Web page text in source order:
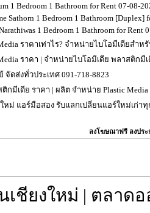
1 Bedroom 1 Bathroom for Rent 07-08-
Sathorn 1 Bedroom 1 Bathroom [Duplex]
1 Bedroom 1 Bathroom for Rent
ราคาเท่าไร? จำหน่ายไบโอมีเดียสำห
ราคา | จำหน่ายไบโอมีเดีย พลาสติกมี
จัดส่งทั่วประเทศ 091-718-8823
กมีเดีย ราคา | ผลิต จำหน่าย Plastic Media
หม่ แอร์มือสอง รับแลกเปลี่ยนแอร์ใหม่เก่า
ลงโฆษณาฟรี ลงประ
เชียงใหม่ | ตลาด